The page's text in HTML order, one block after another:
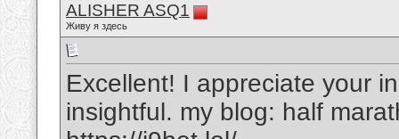
ALISHER ASQ1
Живу я здесь
Excellent! I appreciate your
insightful. my blog: half